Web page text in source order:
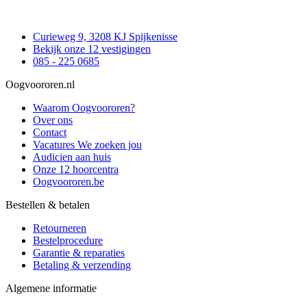
Curieweg 9, 3208 KJ Spijkenisse
Bekijk onze 12 vestigingen
085 - 225 0685
Oogvoororen.nl
Waarom Oogvoororen?
Over ons
Contact
Vacatures We zoeken jou
Audicien aan huis
Onze 12 hoorcentra
Oogvoororen.be
Bestellen & betalen
Retourneren
Bestelprocedure
Garantie & reparaties
Betaling & verzending
Algemene informatie